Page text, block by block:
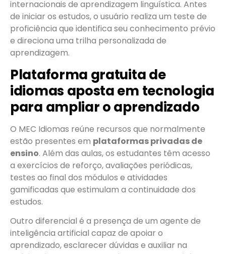
internacionais de aprendizagem linguística. Antes
de iniciar os estudos, o usuário realiza um teste de
proficiência que identifica seu conhecimento prévio
e direciona uma trilha personalizada de
aprendizagem.
Plataforma gratuita de
idiomas aposta em tecnologia
para ampliar o aprendizado
O MEC Idiomas reúne recursos que normalmente
estão presentes em plataformas privadas de
ensino. Além das aulas, os estudantes têm acesso
a exercícios de reforço, avaliações periódicas,
testes ao final dos módulos e atividades
gamificadas que estimulam a continuidade dos
estudos.
Outro diferencial é a presença de um agente de
inteligência artificial capaz de apoiar o
aprendizado, esclarecer dúvidas e auxiliar na